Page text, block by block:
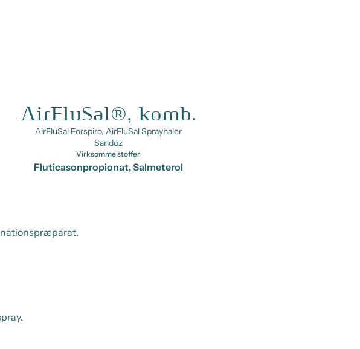
AirFluSal®, komb.
AirFluSal Forspiro, AirFluSal Sprayhaler
Sandoz
Virksomme stoffer
Fluticasonpropionat, Salmeterol